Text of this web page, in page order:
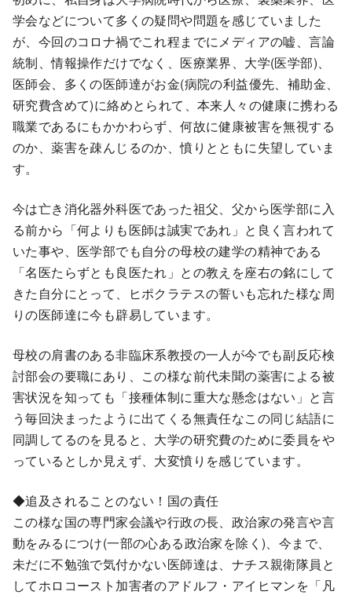
学会などについて多くの疑問や問題を感じていました
が、今回のコロナ禍でこれ程までにメディアの嘘、言論
統制、情報操作だけでなく、医療業界、大学(医学部)、
医師会、多くの医師達がお金(病院の利益優先、補助金、
研究費含めて)に絡めとられて、本来人々の健康に携わる
職業であるにもかかわらず、何故に健康被害を無視する
のか、薬害を疎んじるのか、憤りとともに失望していま
す。
今は亡き消化器外科医であった祖父、父から医学部に入
る前から「何よりも医師は誠実であれ」と良く言われて
いた事や、医学部でも自分の母校の建学の精神である
「名医たらずとも良医たれ」との教えを座右の銘にして
きた自分にとって、ヒポクラテスの誓いも忘れた様な周
りの医師達に今も辟易しています。
母校の肩書のある非臨床系教授の一人が今でも副反応検
討部会の要職にあり、この様な前代未聞の薬害による被
害状況を知っても「接種体制に重大な懸念はない」と言
う毎回決まったように出てくる無責任なこの同じ結語に
同調してるのを見ると、大学の研究費のために委員をや
っているとしか見えず、大変憤りを感じています。
◆追及されることのない！国の責任
この様な国の専門家会議や行政の長、政治家の発言や言
動をみるにつけ(一部の心ある政治家を除く)、今まで、
未だに不勉強で気付かない医師達は、ナチス親衛隊員と
してホロコースト加害者のアドルフ・アイヒマンを「凡